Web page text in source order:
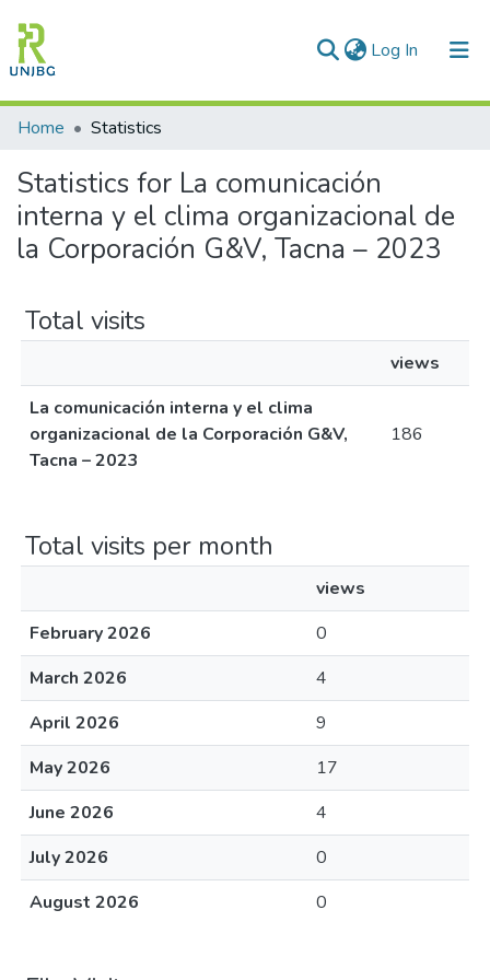
Log In (current)
Communities & Collections
All of DSpace
Enviar tesis
Home Statistics
Statistics for La comunicación
interna y el clima organizacional de
la Corporación G&V, Tacna – 2023
Total visits
views
La comunicación interna y el clima
organizacional de la Corporación G&V,
Tacna – 2023
186
Total visits per month
views
February 2026
0
March 2026
4
April 2026
9
May 2026
17
June 2026
4
July 2026
0
August 2026
0